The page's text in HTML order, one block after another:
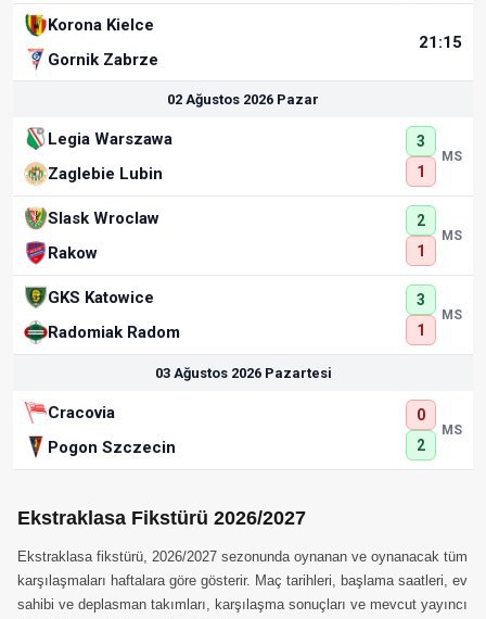
Korona Kielce
Gornik Zabrze
21:15
02 Ağustos 2026 Pazar
Legia Warszawa
Zaglebie Lubin
3
1
MS
Slask Wroclaw
Rakow
2
1
MS
GKS Katowice
Radomiak Radom
3
1
MS
03 Ağustos 2026 Pazartesi
Cracovia
Pogon Szczecin
0
2
MS
Ekstraklasa Fikstürü 2026/2027
Ekstraklasa fikstürü, 2026/2027 sezonunda oynanan ve oynanacak tüm
karşılaşmaları haftalara göre gösterir. Maç tarihleri, başlama saatleri, ev
sahibi ve deplasman takımları, karşılaşma sonuçları ve mevcut yayıncı